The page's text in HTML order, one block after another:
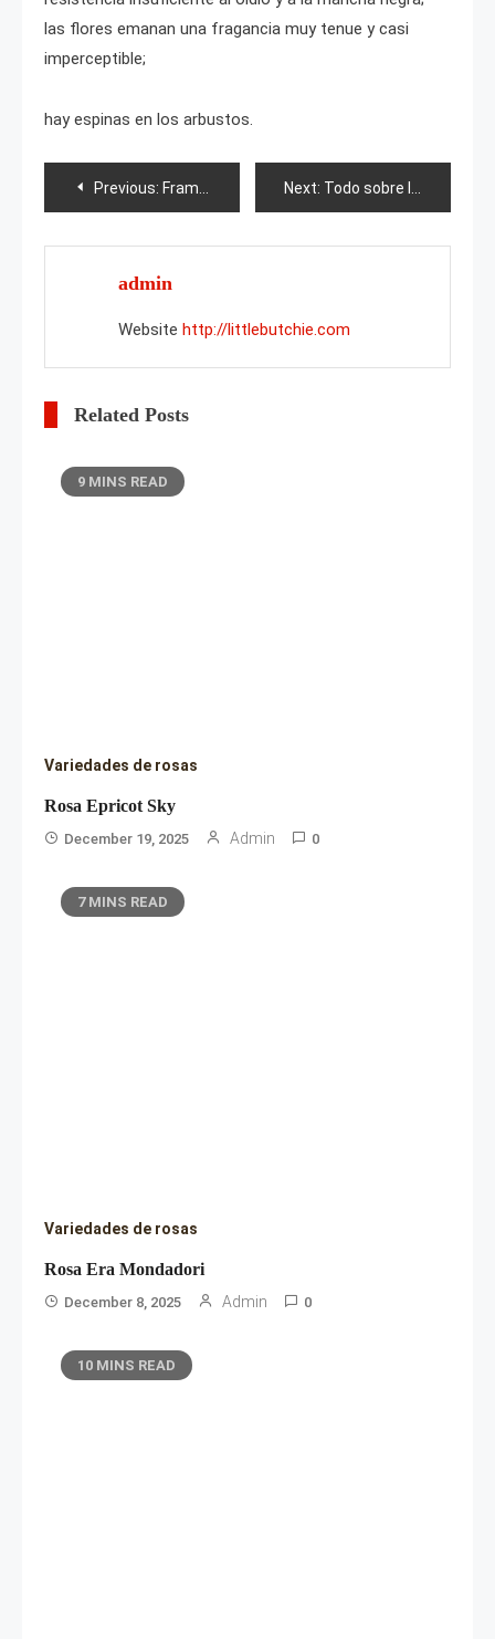
las flores emanan una fragancia muy tenue y casi
imperceptible;
hay espinas en los arbustos.
Post
navigation
Previous: Frambuesa Valentina Next: Todo sobre la lila jacinto
admin
Website http://littlebutchie.com
Related Posts
9 MINS READ
Variedades de rosas
Rosa Epricot Sky
December 19, 2025 Admin 0
7 MINS READ
Variedades de rosas
Rosa Era Mondadori
December 8, 2025 Admin 0
10 MINS READ